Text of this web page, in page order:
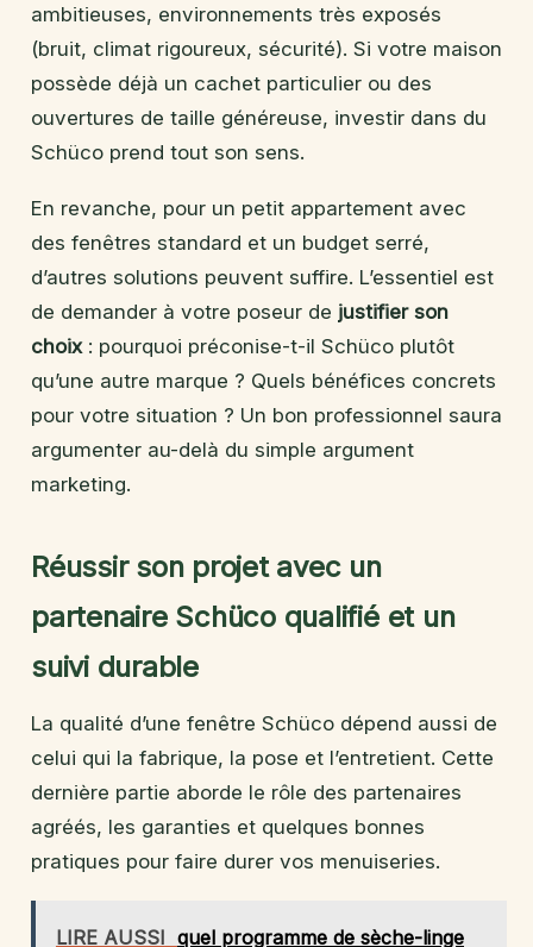
ambitieuses, environnements très exposés
(bruit, climat rigoureux, sécurité). Si votre maison
possède déjà un cachet particulier ou des
ouvertures de taille généreuse, investir dans du
Schüco prend tout son sens.
En revanche, pour un petit appartement avec
des fenêtres standard et un budget serré,
d’autres solutions peuvent suffire. L’essentiel est
de demander à votre poseur de justifier son
choix: pourquoi préconise-t-il Schüco plutôt
qu’une autre marque ? Quels bénéfices concrets
pour votre situation ? Un bon professionnel saura
argumenter au-delà du simple argument
marketing.
Réussir son projet avec un
partenaire Schüco qualifié et un
suivi durable
La qualité d’une fenêtre Schüco dépend aussi de
celui qui la fabrique, la pose et l’entretient. Cette
dernière partie aborde le rôle des partenaires
agréés, les garanties et quelques bonnes
pratiques pour faire durer vos menuiseries.
LIRE AUSSI quel programme de sèche-linge